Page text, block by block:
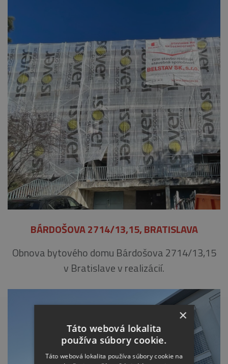
BÁRDOŠOVA 2714/13,15, BRATISLAVA
Obnova bytového domu Bárdošova 2714/13,15
v Bratislave v realizácií.
×
Táto webová lokalita
používa súbory cookie.
Táto webová lokalita používa súbory cookie na